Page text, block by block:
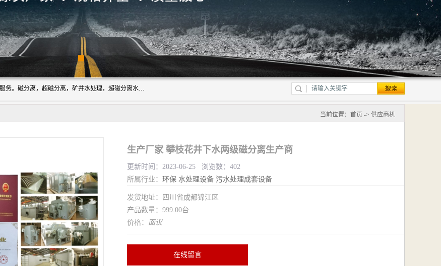
成都源蓉科技公司长期致力于环保技术的研发、设备制造、销售服务。磁分离，超磁分离，矿井水处理，超磁分离水处理设备专业厂家（国家发明专利授权）在水处理领域，公司拥有自己的技术，包括磁分离净化、磁力脱水、精密过滤等，且已获得多项国家发明专利磁分离设备，一级强化设备，磁分离机，磁分离水处理技术服务，超磁分离水处理技术服务。
当前位置： 首页 -> 供应商机
生产厂家 攀枝花井下水两级磁分离生产商
更新时间：2023-06-25 浏览数：402
所属行业： 环保 水处理设备 污水处理成套设备
发货地址：四川省成都锦江区
产品数量：999.00台
价格： 面议
在线留言